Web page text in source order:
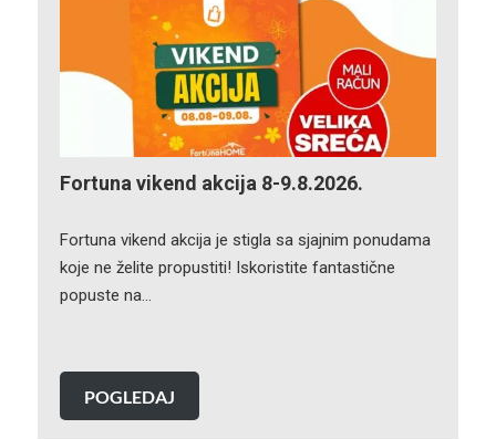
Fortuna vikend akcija 8-9.8.2026.
Fortuna vikend akcija je stigla sa sjajnim ponudama
koje ne želite propustiti! Iskoristite fantastične
popuste na…
POGLEDAJ